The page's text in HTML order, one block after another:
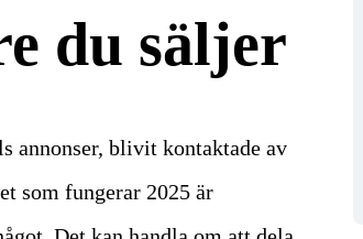
du säljer
annonser, blivit kontaktade av
som fungerar 2025 är